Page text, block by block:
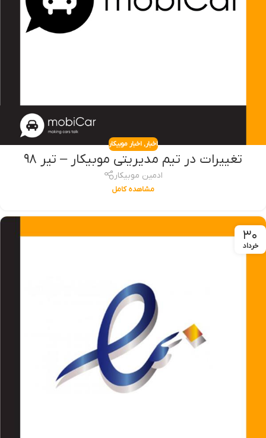
اخبار,اخبار موبیکار
تغییرات در تیم مدیریتی موبیکار – تیر ۹۸
ادمین موبیکار
مشاهده کامل
۳۰
خرداد